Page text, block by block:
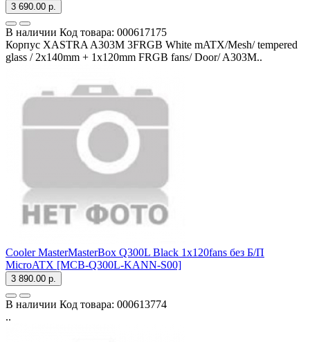
3 690.00 р.
В наличии Код товара: 000617175
Корпус XASTRA A303M 3FRGB White mATX/Mesh/ tempered
glass / 2x140mm + 1x120mm FRGB fans/ Door/ A303M..
Cooler MasterMasterBox Q300L Black 1x120fans без Б/П
MicroATX [MCB-Q300L-KANN-S00]
3 890.00 р.
В наличии Код товара: 000613774
..